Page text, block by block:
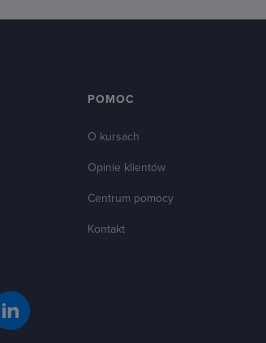
POMOC
O kursach
Opinie klientów
Centrum pomocy
Kontakt